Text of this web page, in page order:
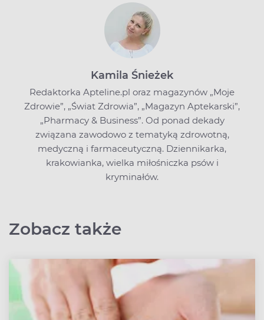
Kamila Śnieżek
Redaktorka Apteline.pl oraz magazynów „Moje
Zdrowie”, „Świat Zdrowia”, „Magazyn Aptekarski”,
„Pharmacy & Business”. Od ponad dekady
związana zawodowo z tematyką zdrowotną,
medyczną i farmaceutyczną. Dziennikarka,
krakowianka, wielka miłośniczka psów i
kryminałów.
Zobacz także